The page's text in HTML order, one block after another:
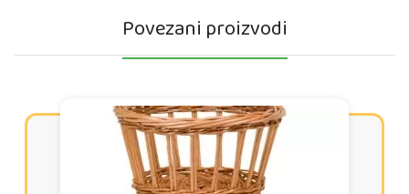
Povezani proizvodi